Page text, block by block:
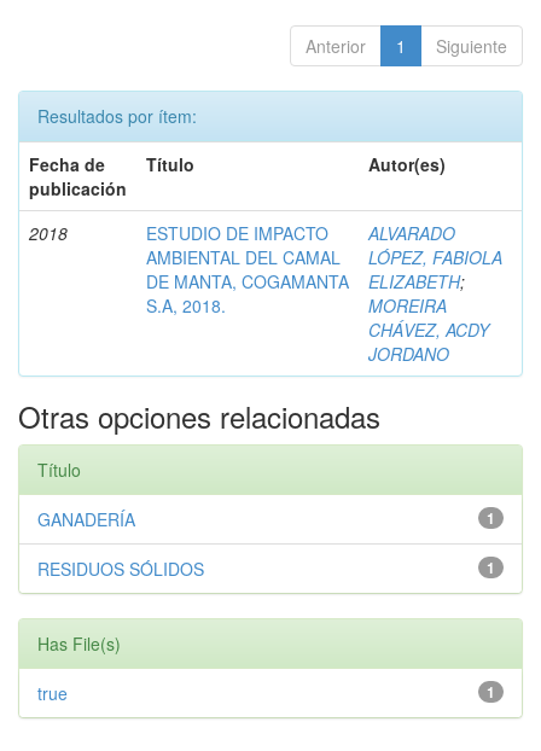
Anterior 1 Siguiente
Resultados por ítem:
Fecha de
publicación
Título Autor(es)
2018
ESTUDIO DE IMPACTO
AMBIENTAL DEL CAMAL
DE MANTA, COGAMANTA
S.A, 2018.
ALVARADO
LÓPEZ, FABIOLA
ELIZABETH;
MOREIRA
CHÁVEZ, ACDY
JORDANO
Otras opciones relacionadas
Título
1
GANADERÍA
1
RESIDUOS SÓLIDOS
Has File(s)
1
true